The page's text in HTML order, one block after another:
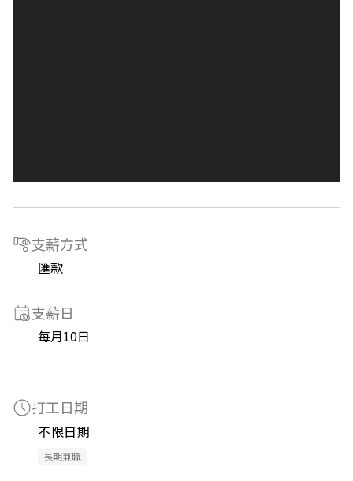
支薪方式
匯款
支薪日
每月10日
打工日期
不限日期
長期兼職